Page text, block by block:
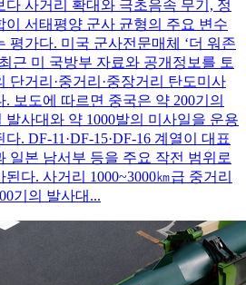
다 사거리 확대와 극초음속 무기, 정
이 서태평양 군사 균형의 주요 변수
평가다. 미국 군사전문매체 ‘더 워존
최근 미 국방부 자료와 공개정보를 토
단거리·중거리·중장거리 탄도미사
보도에 따르면 중국은 약 200기의
발사대와 약 1000발의 미사일을 운용
. DF-11·DF-15·DF-16 계열이 대표
일본 남서부 등을 주요 작전 범위로
다. 사거리 1000~3000㎞급 중거리
기의 발사대...